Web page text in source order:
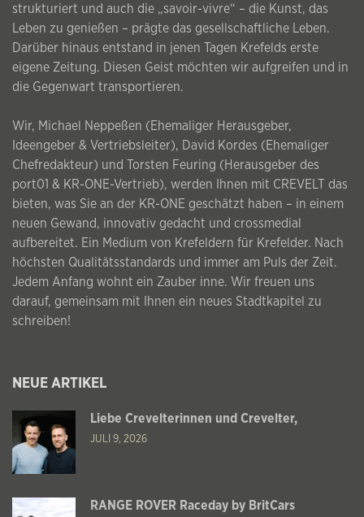
strukturiert und auch die „savoir-vivre“ – die Kunst, das
Leben zu genießen – prägte das gesellschaftliche Leben.
Darüber hinaus entstand in jenen Tagen Krefelds erste
eigene Zeitung. Diesen Geist möchten wir aufgreifen und in
die Gegenwart transportieren.
Wir, Michael Neppeßen (Ehemaliger Herausgeber,
Ideengeber & Vertriebsleiter), David Kordes (Ehemaliger
Chefredakteur) und Torsten Feuring (Herausgeber des
port01 & KR-ONE-Vertrieb), werden Ihnen mit CREVELT das
bieten, was Sie an der KR-ONE geschätzt haben – in einem
neuen Gewand, innovativ gedacht und crossmedial
aufbereitet. Ein Medium von Krefeldern für Krefelder. Nach
höchsten Qualitätsstandards und immer am Puls der Zeit.
Jedem Anfang wohnt ein Zauber inne. Wir freuen uns
darauf, gemeinsam mit Ihnen ein neues Stadtkapitel zu
schreiben!
NEUE ARTIKEL
Liebe Crevelterinnen und Crevelter,
JULI 9, 2026
RANGE ROVER Raceday by BritCars